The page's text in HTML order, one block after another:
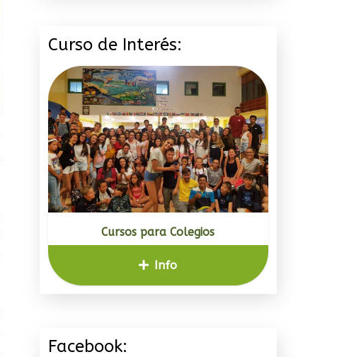
Curso de Interés:
Cursos para Colegios
Info
Facebook: